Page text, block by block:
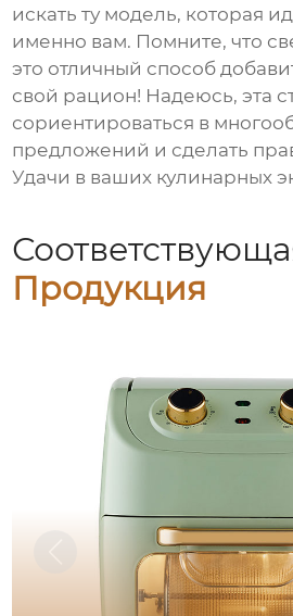
искать ту модель, которая
именно вам. Помните, что
это отличный способ
свой рацион! Надеюсь, эта
сориентироваться в
предложений и сделать
Удачи в ваших кулинарных
Продукция